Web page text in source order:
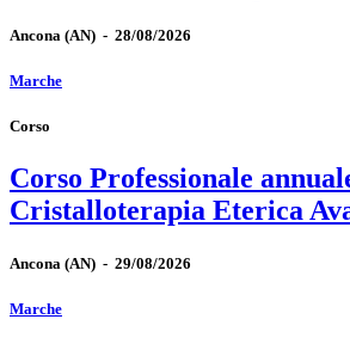
Ancona (AN) - 28/08/2026
Marche
Corso
Corso Professionale
Cristalloterapia Eterica
Ancona (AN) - 29/08/2026
Marche